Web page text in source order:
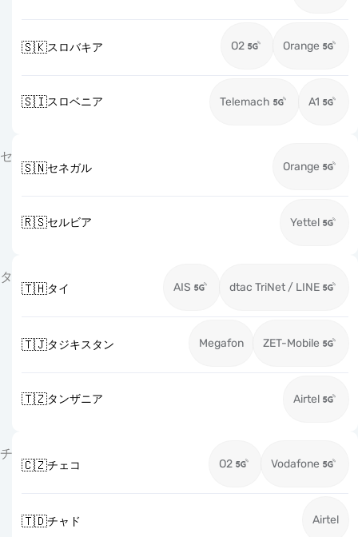
🇸🇰スロバキア O2 Orange
🇸🇮スロベニア Telemach A1
セ
🇸🇳セネガル Orange
🇷🇸セルビア Yettel
タ
🇹🇭タイ AIS dtac TriNet / LINE
🇹🇯タジキスタン Megafon ZET-Mobile
🇹🇿タンザニア Airtel
チ
🇨🇿チェコ O2 Vodafone
🇹🇩チャド Airtel